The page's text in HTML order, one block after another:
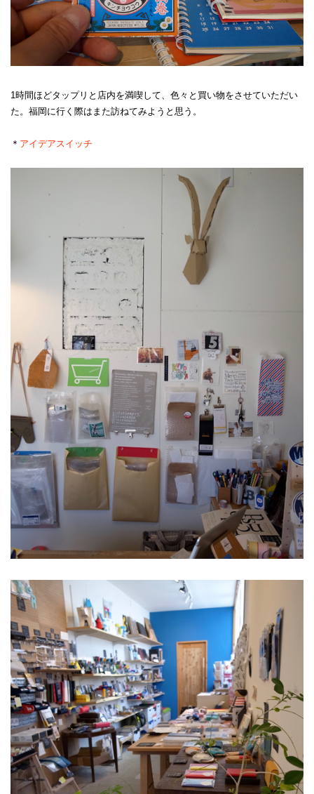
1時間ほどタップリと店内を満喫して、色々と買い物をさせていただい
た。福岡に行く際はまた訪ねてみようと思う。
＊ アイデアスイッチ